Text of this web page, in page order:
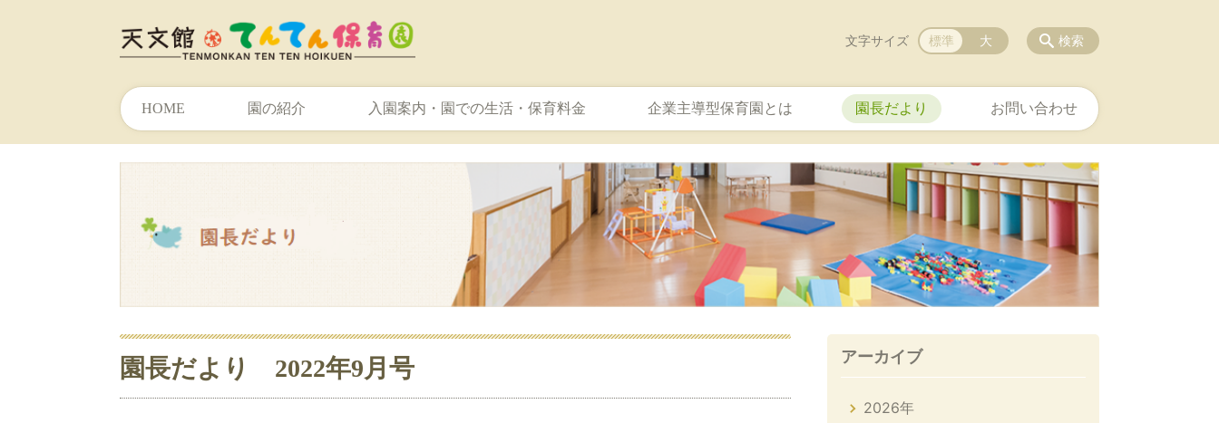
HOME 園の紹介 入園案内・園での生活・保育料金 企業主導型保育園とは 園長だより お問い合わせ
検索
文字サイズ 標準 大
園長だより 2022年9月号 アーカイブ
2026年